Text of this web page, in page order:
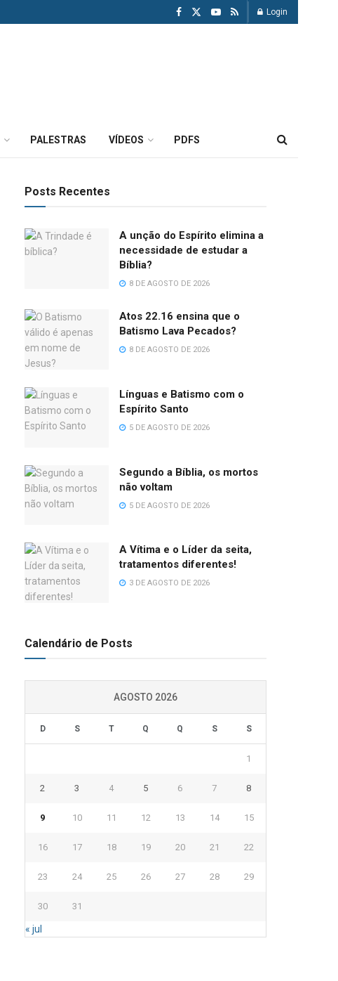
Login
PALESTRAS VÍDEOS PDFS
Posts Recentes
A unção do Espírito elimina a
necessidade de estudar a
Bíblia?
8 DE AGOSTO DE 2026
Atos 22.16 ensina que o
Batismo Lava Pecados?
8 DE AGOSTO DE 2026
Línguas e Batismo com o
Espírito Santo
5 DE AGOSTO DE 2026
Segundo a Bíblia, os mortos
não voltam
5 DE AGOSTO DE 2026
A Vítima e o Líder da seita,
tratamentos diferentes!
3 DE AGOSTO DE 2026
Calendário de Posts
AGOSTO 2026
D S T Q Q S S
1
2 3 4 5 6 7 8
9 10 11 12 13 14 15
16 17 18 19 20 21 22
23 24 25 26 27 28 29
30 31
« jul